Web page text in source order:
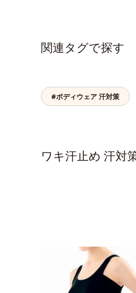
関連タグで探す
#ボディウェア 汗対策
ワキ汗止め 汗対